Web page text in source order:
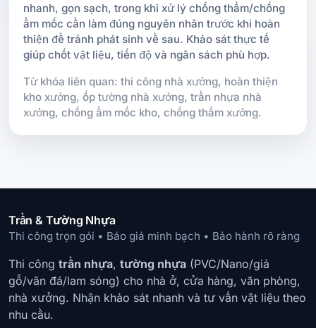
nhanh, gọn sạch, trong khi xử lý chống thấm/chống
ẩm mốc cần làm đúng nguyên nhân trước khi hoàn
thiện để tránh phát sinh về sau. Khảo sát thực tế
giúp chốt vật liệu, tiến độ và ngân sách phù hợp.
Từ khóa liên quan: thi công nhà xưởng, hoàn thiện
kho xưởng, ốp tường nhà xưởng, trần nhựa nhà
xưởng, chống ẩm mốc kho, chống thấm xưởng.
Trần & Tường Nhựa
Thi công trọn gói • Báo giá minh bạch • Bảo hành rõ ràng
Thi công trần nhựa, tường nhựa (PVC/Nano/giả
gỗ/vân đá/lam sóng) cho nhà ở, cửa hàng, văn phòng,
nhà xưởng. Nhận khảo sát nhanh và tư vấn vật liệu theo
nhu cầu.